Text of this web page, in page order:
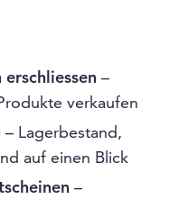
–
verkaufen
– Lagerbestand,
auf einen Blick
–